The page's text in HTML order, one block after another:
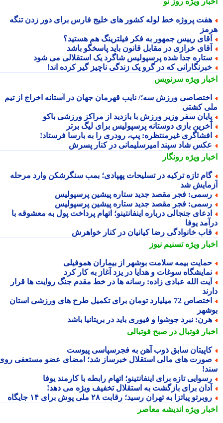
پروژه خط لوله کشور های خلیج فارس برای دور زدن تنگه
رییس جمهور به فکر فیلترینگ هم هستید؟
خرازی در مقابل قانون باید پاسخگو باشد
جدا شده پرسپولیس شاگرد یک استقلالی می شود
که در گرو یک زندگی ناچیز گیر کرده اند!
ویژهسرنویس
ورزش سه؛/ نایب قهرمان جهان در آستانه اخراج از تیم
کشتی
سفر وزیر ورزش با بازدید از مراکز ورزشی باکو
بازی دوستانه پرسپولیس برای لیگ برتر
غیرمنتظره: پپ، رودری را به بارسا فرستاد!
شاد سپند امیرسلیمانی در کنار پسرش
ویژهرونگار
تازه ترکیه در تسلیحات پهپادی؛ بمب سنگرشکن وارد مرحله
شد
فجر مقصد جدید ستاره پیشین پرسپولیس
فجر مقصد جدید ستاره پیشین پرسپولیس
جنجالی درباره اینفانتینو؛ اتهام پرداخت پول به معشوقه با
یوفا
خانوادگی رضا کیانیان در کنار خواهرش
ویژهتسنیم نیوز
بیمه سلامت بوشهر از بیماران هموفیلی
سوغات و هدایا در یزد آغاز به کار کرد
الله عبادی زاده: رسانه ها در خط مقدم جنگ روایت ها قرار
اختصاص 72 میلیارد تومان برای تکمیل طرح های ورزشی استان
نبرد جوشوا و فیوری باید در بریتانیا باشد
فوتبال در صبح فوتبالی
سابق ذوب آهن به فجرسپاسی پیوست
های مالی استقلال خبرساز شد؛ امضای عضو مستعفی روی
تازه برای اینفانتینو؛ اتهام رابطه با کارمند یوفا
برای بازگشت به استقلال تخفیف ویژه می دهد!
پیاتزا به تهران رسید؛ رقابت ۲۸ ملی پوش برای ۱۴ جایگاه
ویژهاندیشه معاصر